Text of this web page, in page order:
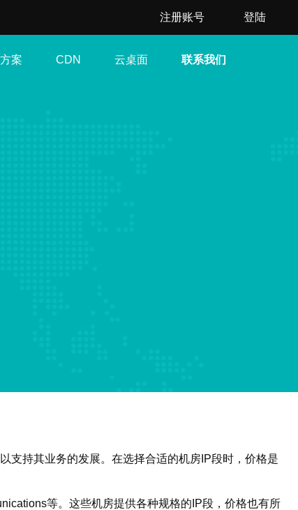
注册账号 登陆
案 CDN 云桌面 联系我们
支持其业务的发展。在选择合适的机房IP段时，价格是
等。这些机房提供各种规格的IP段，价格也有所